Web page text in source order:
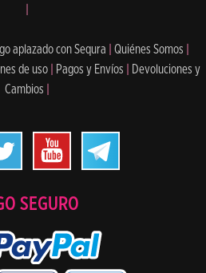
aplazado con Sequra Quiénes Somos
de uso Pagos y Envíos
Devoluciones y
Cambios
SEGURO